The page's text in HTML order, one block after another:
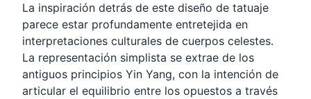
La inspiración detrás de este diseño de tatuaje
parece estar profundamente entretejida en
interpretaciones culturales de cuerpos celestes.
La representación simplista se extrae de los
antiguos principios Yin Yang, con la intención de
articular el equilibrio entre los opuestos a través